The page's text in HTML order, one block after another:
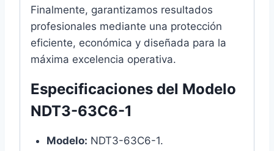
Finalmente, garantizamos resultados
profesionales mediante una protección
eficiente, económica y diseñada para la
máxima excelencia operativa.
Especificaciones del Modelo
NDT3-63C6-1
Modelo: NDT3-63C6-1.